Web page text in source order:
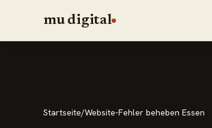
mu digital
Startseite/Website-Fehler beheben Essen